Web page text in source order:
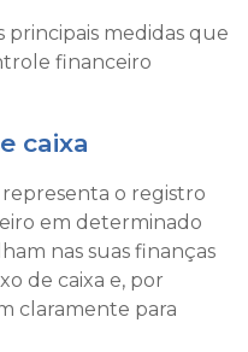
principais medidas que
financeiro
caixa
o registro
em determinado
nas suas finanças
de caixa e, por
claramente para